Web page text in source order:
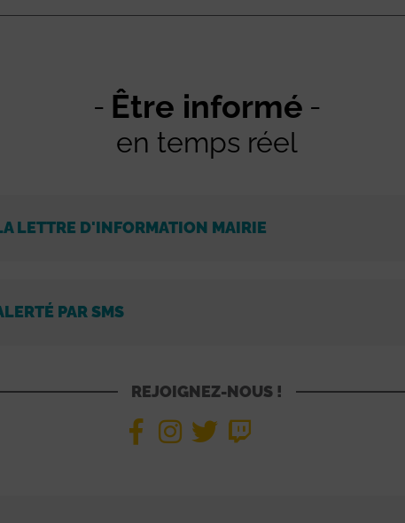
Être informé
en temps réel
LETTRE D'INFORMATION MAIRIE
PAR SMS
REJOIGNEZ-NOUS !